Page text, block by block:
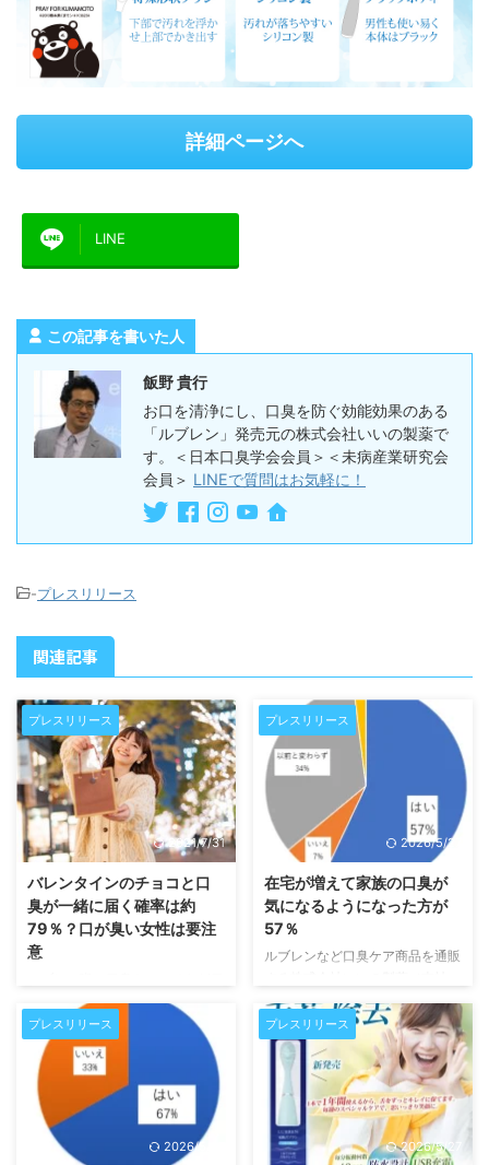
詳細ページへ
LINE
この記事を書いた人
飯野 貴行
お口を清浄にし、口臭を防ぐ効能効果のある
「ルブレン」発売元の株式会社いいの製薬で
す。＜日本口臭学会会員＞＜未病産業研究会
会員＞ LINEで質問はお気軽に！
-プレスリリース
関連記事
プレスリリース
2021/7/31
バレンタインのチョコと口
臭が一緒に届く確率は約
79％？口が臭い女性は要注
意
臭ケア商品を通販する株式会社い
いの製薬（本社：横浜、代表取締
役：飯野貴行）は、「バレンタイ
ンのチョコと口臭が一緒に届く確
率は約79％？口が臭い女性は要
注意」をご報告します。 （調
査：2020年2月 インターネット
で募集した口臭で悩む男女：100
プレスリリース
2026/5/27
在宅が増えて家族の口臭が
気になるようになった方が
57％
ルブレンなど口臭ケア商品を通販
横浜、代表取締役：飯野貴行）
は、「【家族で使えるルブレンナ
イトの勧め】在宅が増えて家族の
口臭が気になるようになった方が
57％」をご報告します。※2022
年4月インターネットアンケート
100人（自社調べ） 在宅が増え
て、家族の口臭が気になるように
プレスリリース
2026/5/27
プレスリリース
2026/5/27